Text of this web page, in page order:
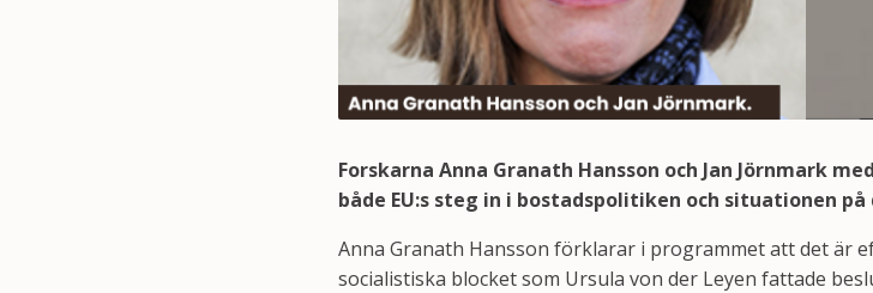
Forskarna Anna Granath Hansson och Jan Jörnmark
både EU:s steg in i bostadspolitiken och situationen
Anna Granath Hansson förklarar i programmet att det är
socialistiska blocket som Ursula von der Leyen fattade